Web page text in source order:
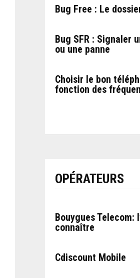
Bug Free : Le
Bug SFR : Signaler
ou une panne
Choisir le bon
fonction des
OPÉRATEURS
Bouygues Telecom:
connaître
Cdiscount Mobile